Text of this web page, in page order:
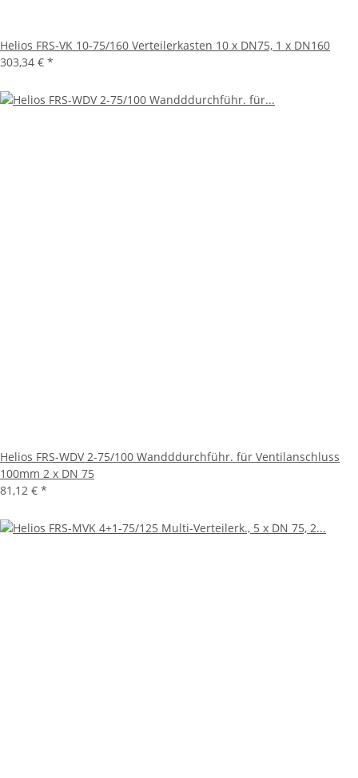
Helios FRS-VK 10-75/160 Verteilerkasten 10 x DN75, 1 x DN160
303,34 € *
Helios FRS-WDV 2-75/100 Wandddurchführ. für Ventilanschluss
100mm 2 x DN 75
81,12 € *